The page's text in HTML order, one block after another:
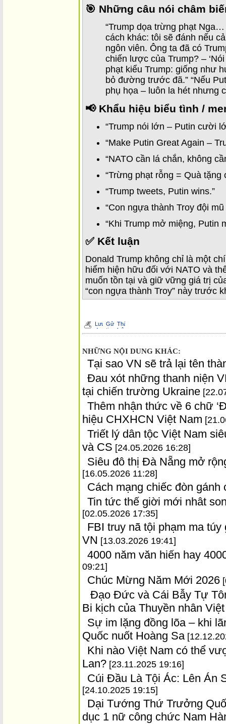
🎯 Những câu nói châm
“Trump dọa trừng phạt
cách khác: tôi sẽ đánh nếu
ngôn viên. Ông ta đã có
chiến lược của Trump? –
phạt kiểu Trump: giống như
bỏ đường trước đã.” “Nếu
phụ họa – luôn la hét nhưng
📢 Khẩu hiệu biểu tình /
“Trump nói lớn – Putin cười
“Make Putin Great Again –
“NATO cần lá chắn, không
“Trừng phạt rỗng = Quà tặng
“Trump tweets, Putin wins.”
“Con ngựa thành Troy đội mũ
“Khi Trump mở miệng, Putin
✅ Kết luận
Donald Trump không chỉ là một
hiểm hiện hữu đối với NATO và
muốn tồn tại và giữ vững giá trị
“con ngựa thành Troy” này trước
NHỮNG NỘI DUNG KHÁC:
Tại sao VN sẽ trả lại tên
Đau xót những thanh niện
tại chiến trường Ukraine
Thêm nhận thức về 6 chữ
hiệu CHXHCN Việt Nam
Triết lý dân tộc Việt Nam
và CS [24.05.2026 16:28]
Siêu đô thị Đà Nẵng mở
[16.05.2026 11:28]
Cách mạng chiếc đòn gánh
Tin tức thế giời mới nhât
[02.05.2026 17:35]
FBI truy nã tội phạm ma
VN [13.03.2026 19:41]
4000 năm văn hiến hay
09:21]
Chúc Mừng Năm Mới 2026
Đạo Đức và Cái Bẫy Tự
Bi kịch của Thuyền nhân
Sự im lặng đồng lõa – khi
Quốc nuốt Hoàng Sa
Khi nào Việt Nam có thể
Lan? [23.11.2025 19:16]
Cúi Đầu Là Tội Ác: Lên Án
[24.10.2025 19:15]
Dại Tướng Thứ Trưởng
dục 1 nữ công chức Nam